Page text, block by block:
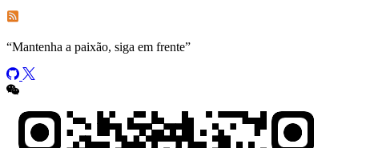
“Mantenha a paixão, siga em frente”